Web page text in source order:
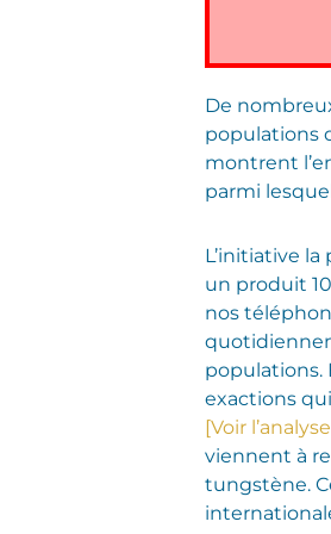
De
populations
montrent
parmi
L’initiative
un produit
nos
populations.
exactions
[Voir
viennent à
tungstène.